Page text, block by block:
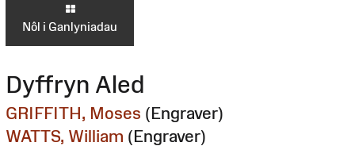
Nôl i Ganlyniadau
Dyffryn Aled
GRIFFITH, Moses (Engraver)
WATTS, William (Engraver)